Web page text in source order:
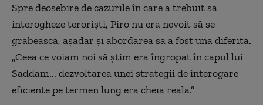
Spre deosebire de cazurile în care a trebuit să
interogheze teroriști, Piro nu era nevoit să se
grăbească, așadar și abordarea sa a fost una diferită.
„Ceea ce voiam noi să știm era îngropat în capul lui
Saddam... dezvoltarea unei strategii de interogare
eficiente pe termen lung era cheia reală.”